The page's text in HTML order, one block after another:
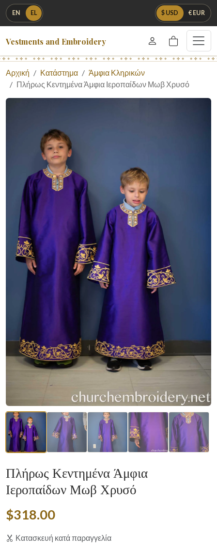
EN EL $ USD € EUR
Vestments and Embroidery
Αρχική Κατάστημα
Άμφια Κληρικών
Πλήρως Κεντημένα Άμφια Ιεροπαίδων Μωβ Χρυσό
Πλήρως Κεντημένα Άμφια
Ιεροπαίδων Μωβ Χρυσό
$318.00
Κατασκευή κατά παραγγελία